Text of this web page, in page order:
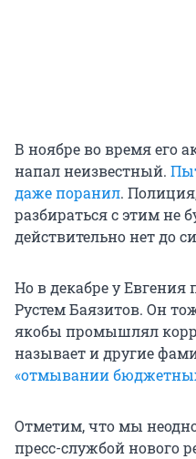
В ноябре во время его
напал неизвестный.
даже поранил.
разбираться с этим не
действительно нет до
Но в декабре у
Рустем Баязитов. Он
якобы промышлял
называет и другие
«отмывании
Отметим, что мы
пресс-службой нового